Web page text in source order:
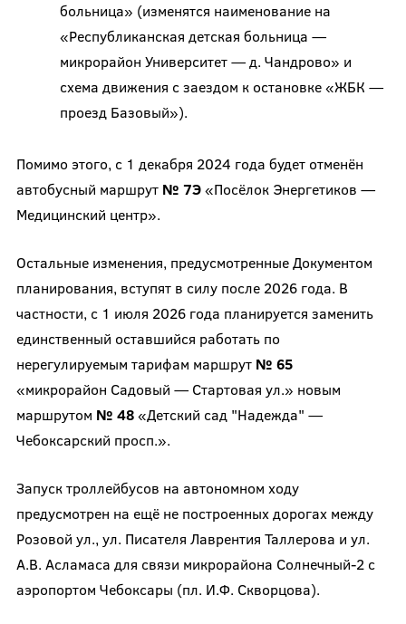
больница» (изменятся наименование на
«Республиканская детская больница —
микрорайон Университет — д. Чандрово» и
схема движения с заездом к остановке «ЖБК —
проезд Базовый»).
Помимо этого, с 1 декабря 2024 года будет отменён
автобусный маршрут № 7Э«Посёлок Энергетиков —
Медицинский центр».
Остальные изменения, предусмотренные Документом
планирования, вступят в силу после 2026 года. В
частности, с 1 июля 2026 года планируется заменить
единственный оставшийся работать по
нерегулируемым тарифам маршрут № 65
«микрорайон Садовый — Стартовая ул.» новым
маршрутом № 48«Детский сад "Надежда" —
Чебоксарский просп.».
Запуск троллейбусов на автономном ходу
предусмотрен на ещё не построенных дорогах между
Розовой ул., ул. Писателя Лаврентия Таллерова и ул.
А.В. Асламаса для связи микрорайона Солнечный-2 с
аэропортом Чебоксары (пл. И.Ф. Скворцова).